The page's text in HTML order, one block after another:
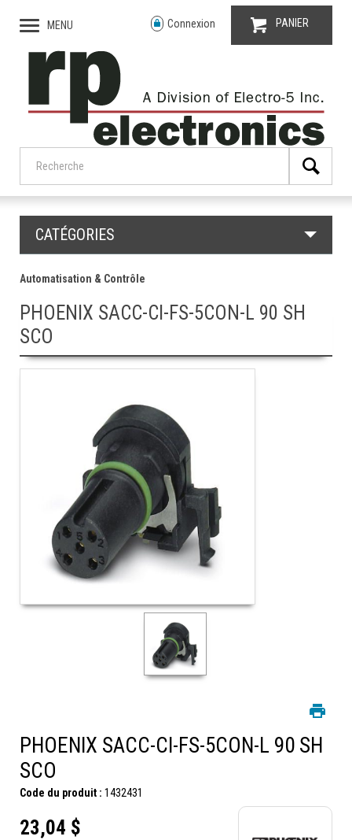
MENU Connexion PANIER
CATÉGORIES
Automatisation & Contrôle
PHOENIX SACC-CI-FS-5CON-L 90 SH
SCO
PHOENIX SACC-CI-FS-5CON-L 90 SH
SCO
Code du produit : 1432431
23,04 $